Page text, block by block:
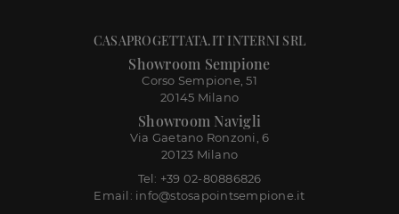
CASAPROGETTATA.IT INTERNI SRL
Showroom Sempione
Corso Sempione, 51
20145 Milano
Showroom Navigli
Via Gaetano Ronzoni, 6
20123 Milano
Tel: +39 02-80886826
Email: info@stosapointsempione.it